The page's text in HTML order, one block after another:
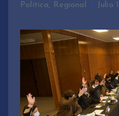
Política, Regional Julio